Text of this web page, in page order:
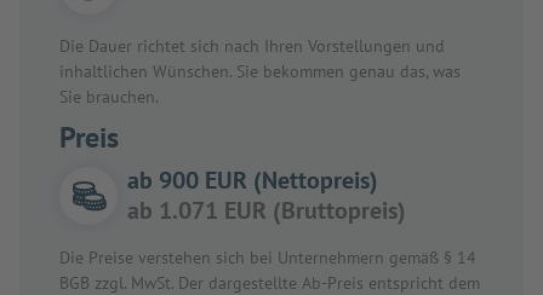
Die Dauer richtet sich nach Ihren Vorstellungen und
inhaltlichen Wünschen. Sie bekommen genau das, was
Sie brauchen.
Preis
ab 900 EUR (Nettopreis)
ab 1.071 EUR (Bruttopreis)
Die Preise verstehen sich bei Unternehmern gemäß § 14
BGB zzgl. MwSt. Der dargestellte Ab-Preis entspricht dem